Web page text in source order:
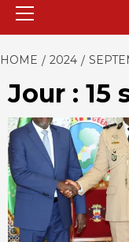
HOME 2024
Jour : 15